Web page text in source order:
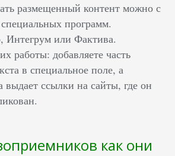
размещенный контент можно с
программ.
Интегрум или Фактива.
работы: добавляете часть
в специальное поле, а
выдает ссылки на сайты, где он
как они